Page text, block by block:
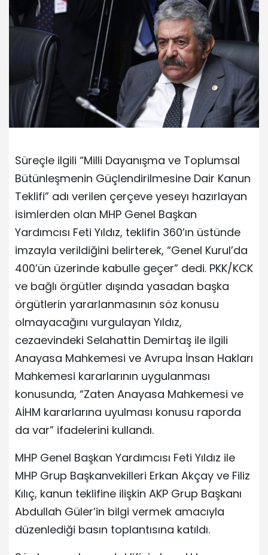
Süreçle ilgili “Milli Dayanışma ve Toplumsal
Bütünleşmenin Güçlendirilmesine Dair Kanun
Teklifi” adı verilen çerçeve yeseyı hazırlayan
isimlerden olan MHP Genel Başkan
Yardımcısı Feti Yıldız, teklifin 360’ın üstünde
imzayla verildiğini belirterek, “Genel Kurul’da
400’ün üzerinde kabulle geçer” dedi. PKK/KCK
ve bağlı örgütler dışında yasadan başka
örgütlerin yararlanmasının söz konusu
olmayacağını vurgulayan Yıldız,
cezaevindeki Selahattin Demirtaş ile ilgili
Anayasa Mahkemesi ve Avrupa İnsan Hakları
Mahkemesi kararlarının uygulanması
konusunda, “Zaten Anayasa Mahkemesi ve
AİHM kararlarına uyulması konusu raporda
da var” ifadelerini kullandı.
MHP Genel Başkan Yardımcısı Feti Yıldız ile
MHP Grup Başkanvekilleri Erkan Akçay ve Filiz
Kılıç, kanun teklifine ilişkin AKP Grup Başkanı
Abdullah Güler’in bilgi vermek amacıyla
düzenlediği basın toplantısına katıldı.